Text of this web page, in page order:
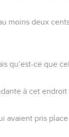
moins deux cents
qu’est-ce que
à cet endroit
avaient pris place